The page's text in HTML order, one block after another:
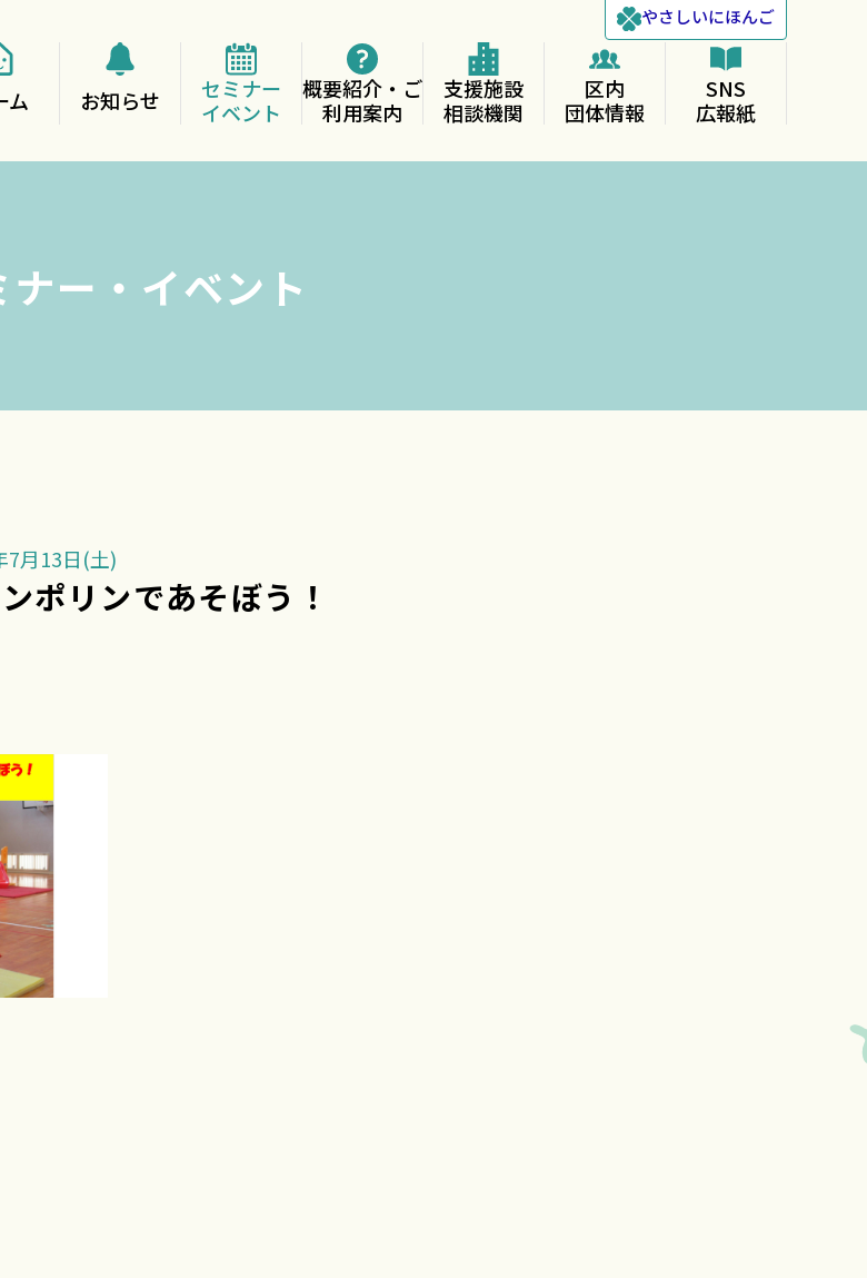
やさしいにほんご
ム お知らせ
セミナー
イベント
概要紹介・ご
利用案内
支援施設
相談機関
区内
団体情報
SNS
広報紙
ナー・イベント
7月13日(土)
ポリンであそぼう！